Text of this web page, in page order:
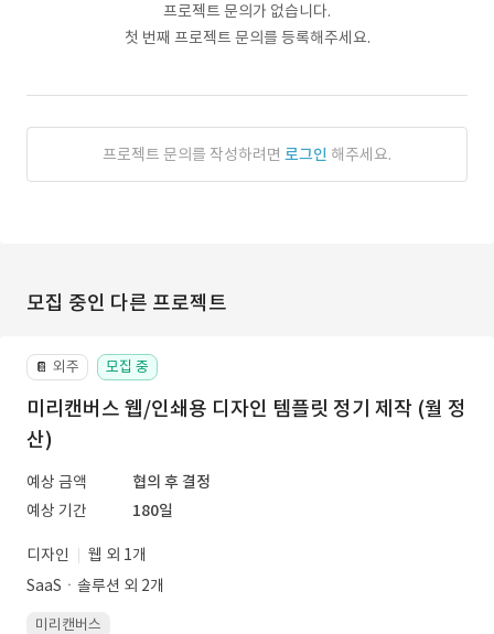
프로젝트 문의가 없습니다.
첫 번째 프로젝트 문의를 등록해주세요.
프로젝트 문의를 작성하려면 로그인 해주세요.
모집 중인 다른 프로젝트
📔 외주 모집 중
미리캔버스 웹/인쇄용 디자인 템플릿 정기 제작 (월 정
산)
예상 금액
협의 후 결정
예상 기간
180일
디자인
웹 외 1개
SaaSㆍ솔루션 외 2개
미리캔버스